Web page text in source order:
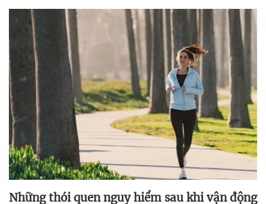
Những thói quen nguy hiểm sau khi vận động